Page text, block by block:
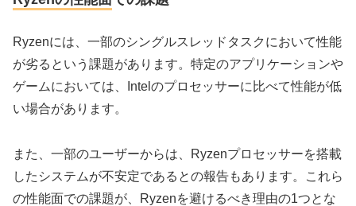
Ryzenには、一部のシングルスレッドタスクにおいて性能
が劣るという課題があります。特定のアプリケーションや
ゲームにおいては、Intelのプロセッサーに比べて性能が低
い場合があります。
また、一部のユーザーからは、Ryzenプロセッサーを搭載
したシステムが不安定であるとの報告もあります。これら
の性能面での課題が、Ryzenを避けるべき理由の1つとな